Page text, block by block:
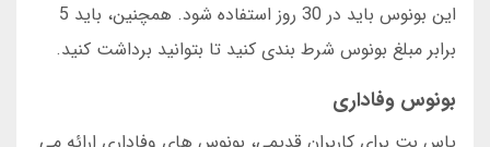
این بونوس باید در 30 روز استفاده شود. همچنین، باید 5
برابر مبلغ بونوس شرط بندی کنید تا بتوانید برداشت کنید.
بونوس وفاداری